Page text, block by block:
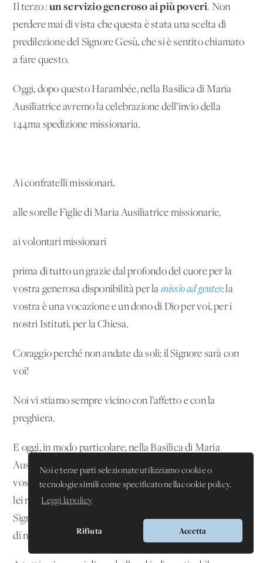
Noi e terze parti selezionate utilizziamo cookie o
tecnologie simili come specificato nella cookie policy.
Leggi la policy
Rifiuta Accetta
Il terzo : un servizio generoso ai più poveri. Non
perdere mai di vista che questa è stata una scelta di
predilezione del Signore Gesù, che si è sentito chiamato
a fare questo.
Oggi, dopo questo Harambée, nella Basilica di Maria
Ausiliatrice avremo la celebrazione dell’invio della
144ma spedizione missionaria.
Ai confratelli missionari,
alle sorelle Figlie di Maria Ausiliatrice missionarie,
ai volontari missionari
prima di tutto un grazie dal profondo del cuore per la
vostra generosa disponibilità per la missio ad gentes: la
vostra è una vocazione e un dono di Dio per voi, per i
nostri Istituti, per la Chiesa.
Coraggio perché non andate da soli: il Signore sarà con
voi!
Noi vi stiamo sempre vicino con l’affetto e con la
preghiera.
E oggi, in modo particolare, nella Basilica di Maria
Ausiliatrice affideremo la persona di ciascuno di voi, il
vostro lavoro, alla guida materna di Maria Ausiliatrice:
lei renda feconda la vostra vita, la vostra donazione al
Signore, in modo tale che il sogno meraviglioso di Dio su
di noi si possa realizzare.